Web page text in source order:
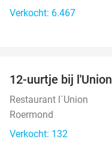
Verkocht: 6.467
12-uurtje bij
Restaurant l´Union
Roermond
Verkocht: 132